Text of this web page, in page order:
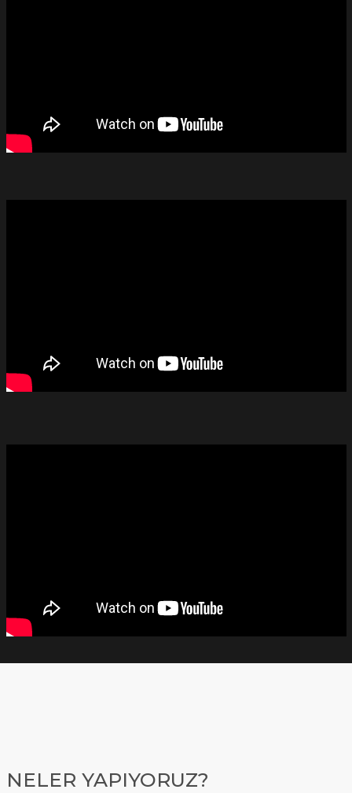
NELER YAPIYORUZ?